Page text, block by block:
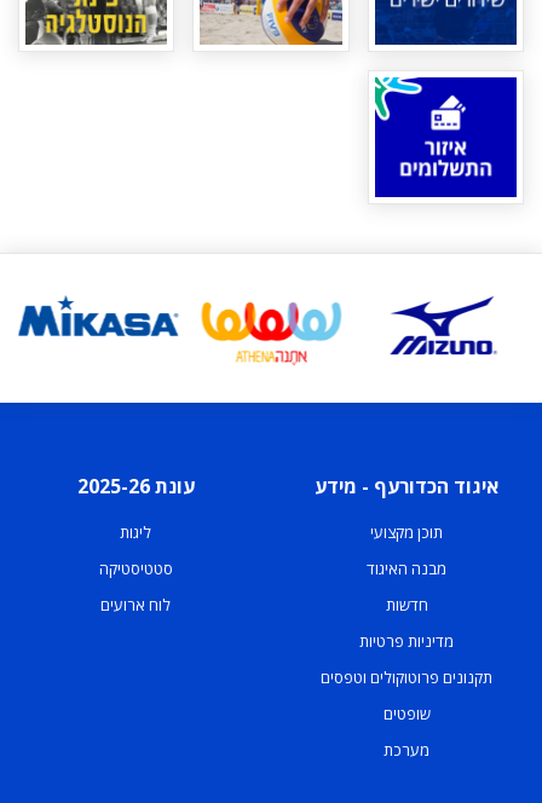
איגוד הכדורעף - מידע
תוכן מקצועי
מבנה האיגוד
חדשות
מדיניות פרטיות
תקנונים פרוטוקולים וטפסים
שופטים
מערכת
עונת 2025-26
ליגות
סטטיסטיקה
לוח ארועים